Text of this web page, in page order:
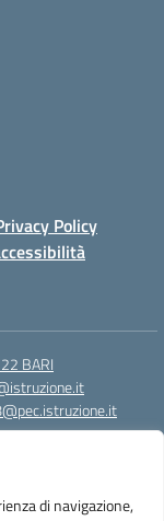
di navigazione,
Policy
BARI
istsc_bamm003008